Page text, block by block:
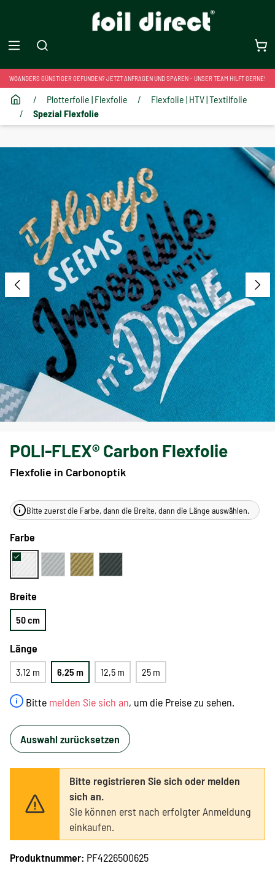
WOANDERS GÜNSTIGER GEFUNDEN? JETZT ANFRAGEN UND SPAREN – UNSER TEAM HILFT GERNE!
/ Plotterfolie | Flexfolie /
Flexfolie | HTV | Textilfolie
/
Spezial Flexfolie
POLI-FLEX® Carbon Flexfolie
Flexfolie in Carbonoptik
Bitte melden Sie sich an, um die Preise zu sehen.
Bitte zuerst die Farbe, dann die Breite, dann die Länge auswählen.
Farbe
Breite
50 cm
Länge
3,12 m 6,25 m 12,5 m 25 m
Auswahl zurücksetzen
Bitte registrieren Sie sich oder melden
sich an.
Sie können erst nach erfolgter Anmeldung
einkaufen.
Produktnummer: PF4226500625